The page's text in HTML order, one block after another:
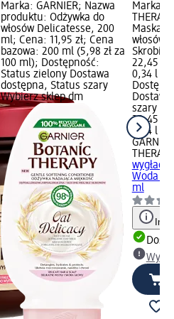
Marka: GARNIER; Nazwa
produktu: Odżywka do
włosów Delicatesse, 200
ml; Cena: 11,95 zł; Cena
bazowa: 200 ml (5,98 zł za
100 ml); Dostępność:
Status zielony Dostawa
dostępna, Status szary
Wybierz sklep dm
Marka:
Maska
włosów
Skrobia,
22,45
0,34 l
szary
22,45 zł
0,34 l
Woda
ml